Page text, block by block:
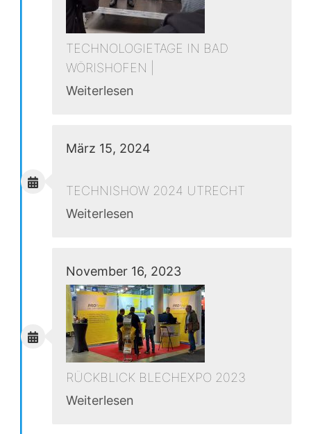
TECHNOLOGIETAGE IN BAD
WÖRISHOFEN |
Weiterlesen
März 15, 2024
TECHNISHOW 2024 UTRECHT
Weiterlesen
November 16, 2023
RÜCKBLICK BLECHEXPO 2023
Weiterlesen